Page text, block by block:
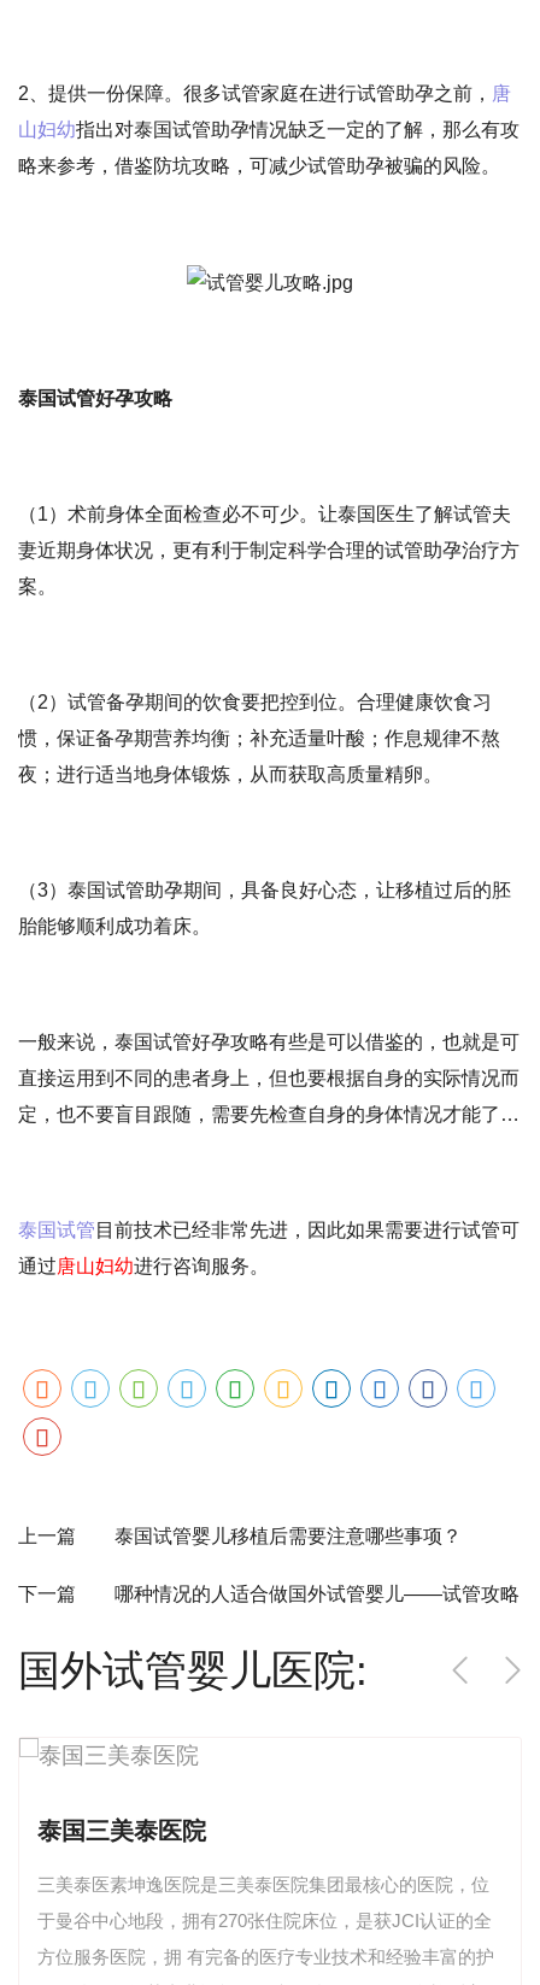
2、提供一份保障。很多试管家庭在进行试管助孕之前， 唐
山妇幼指出对泰国试管助孕情况缺乏一定的了解，那么有攻
略来参考，借鉴防坑攻略，可减少试管助孕被骗的风险。
泰国试管好孕攻略
（1）术前身体全面检查必不可少。让泰国医生了解试管夫
妻近期身体状况，更有利于制定科学合理的试管助孕治疗方
案。
（2）试管备孕期间的饮食要把控到位。合理健康饮食习
惯，保证备孕期营养均衡；补充适量叶酸；作息规律不熬
夜；进行适当地身体锻炼，从而获取高质量精卵。
（3）泰国试管助孕期间，具备良好心态，让移植过后的胚
胎能够顺利成功着床。
一般来说，泰国试管好孕攻略有些是可以借鉴的，也就是可
直接运用到不同的患者身上，但也要根据自身的实际情况而
定，也不要盲目跟随，需要先检查自身的身体情况才能了解
泰国试管 目前技术已经非常先进，因此如果需要进行试管可
通过唐山妇幼进行咨询服务。
上一篇 泰国试管婴儿移植后需要注意哪些事项？
下一篇 哪种情况的人适合做国外试管婴儿——试管攻略
国外试管婴儿医院:
泰国三美泰医院
三美泰医素坤逸医院是三美泰医院集团最核心的医院，位
于曼谷中心地段，拥有270张住院床位，是获JCI认证的全
方位服务医院，拥 有完备的医疗专业技术和经验丰富的护